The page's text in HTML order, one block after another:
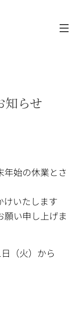
知らせ
年始の休業とさ
けいたします
願い申し上げま
（火）から